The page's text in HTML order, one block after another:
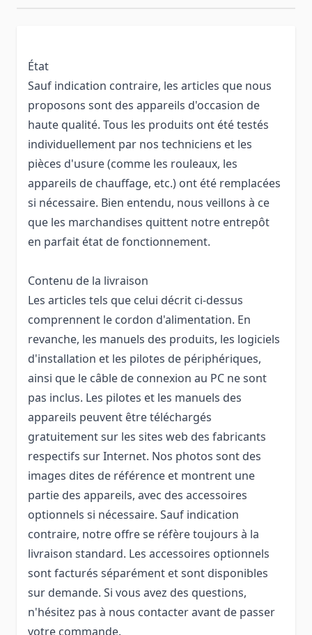
État
Sauf indication contraire, les articles que nous
proposons sont des appareils d'occasion de
haute qualité. Tous les produits ont été testés
individuellement par nos techniciens et les
pièces d'usure (comme les rouleaux, les
appareils de chauffage, etc.) ont été remplacées
si nécessaire. Bien entendu, nous veillons à ce
que les marchandises quittent notre entrepôt
en parfait état de fonctionnement.
Contenu de la livraison
Les articles tels que celui décrit ci-dessus
comprennent le cordon d'alimentation. En
revanche, les manuels des produits, les logiciels
d'installation et les pilotes de périphériques,
ainsi que le câble de connexion au PC ne sont
pas inclus. Les pilotes et les manuels des
appareils peuvent être téléchargés
gratuitement sur les sites web des fabricants
respectifs sur Internet. Nos photos sont des
images dites de référence et montrent une
partie des appareils, avec des accessoires
optionnels si nécessaire. Sauf indication
contraire, notre offre se réfère toujours à la
livraison standard. Les accessoires optionnels
sont facturés séparément et sont disponibles
sur demande. Si vous avez des questions,
n'hésitez pas à nous contacter avant de passer
votre commande.